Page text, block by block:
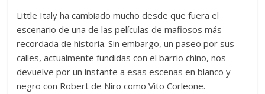
Little Italy ha cambiado mucho desde que fuera el
escenario de una de las películas de mafiosos más
recordada de historia. Sin embargo, un paseo por sus
calles, actualmente fundidas con el barrio chino, nos
devuelve por un instante a esas escenas en blanco y
negro con Robert de Niro como Vito Corleone.